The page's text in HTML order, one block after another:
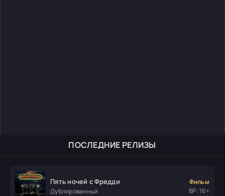
ПОСЛЕДНИЕ РЕЛИЗЫ
Пять ночей с Фредди
Дублированный
Фильм
ВР: 16+